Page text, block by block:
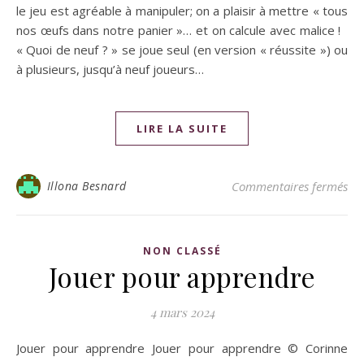
le jeu est agréable à manipuler; on a plaisir à mettre « tous
nos œufs dans notre panier »… et on calcule avec malice !
« Quoi de neuf ? » se joue seul (en version « réussite ») ou
à plusieurs, jusqu’à neuf joueurs…
LIRE LA SUITE
Illona Besnard Commentaires fermés
NON CLASSÉ
Jouer pour apprendre
4 mars 2024
Jouer pour apprendre Jouer pour apprendre © Corinne